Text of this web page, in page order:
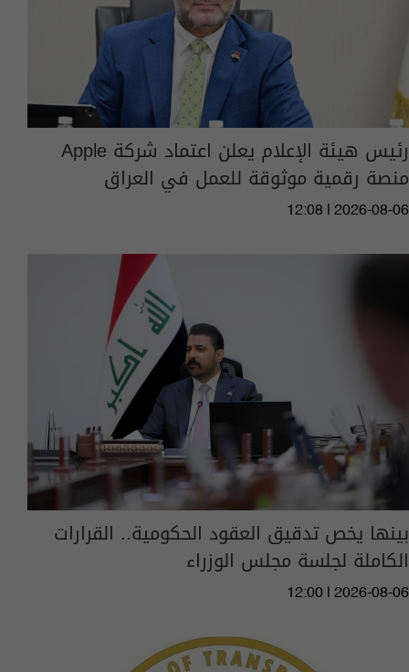
رئيس هيئة الإعلام يعلن اعتماد شركة Apple
منصة رقمية موثوقة للعمل في العراق
12:08 | 2026-08-06
بينها يخص تدقيق العقود الحكومية.. القرارات
الكاملة لجلسة مجلس الوزراء
12:00 | 2026-08-06